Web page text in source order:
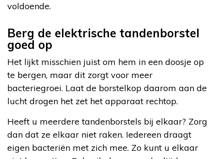
voldoende.
Berg de elektrische tandenborstel
goed op
Het lijkt misschien juist om hem in een doosje op
te bergen, maar dit zorgt voor meer
bacteriegroei. Laat de borstelkop daarom aan de
lucht drogen het zet het apparaat rechtop.
Heeft u meerdere tandenborstels bij elkaar? Zorg
dan dat ze elkaar niet raken. Iedereen draagt
eigen bacteriën met zich mee. Zo kunt u elkaar